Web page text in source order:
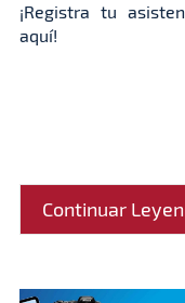
¡Registra tu
aquí!
Continuar